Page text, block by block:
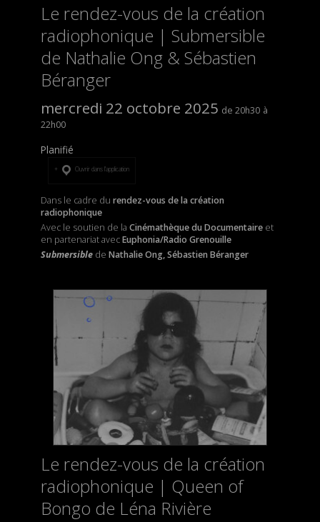
Le rendez-vous de la création
radiophonique | Submersible
de Nathalie Ong & Sébastien
Béranger
mercredi 22 octobre 2025
20h30
22h00
Planifié
Ouvrir dans l’application
Dans le cadre du rendez-vous de la création
radiophonique
Avec le soutien de la Cinémathèque du Documentaire et
en partenariat avecEuphonia/Radio Grenouille
Submersiblede Nathalie Ong, Sébastien Béranger
Le rendez-vous de la création
radiophonique | Queen of
Bongo de Léna Rivière